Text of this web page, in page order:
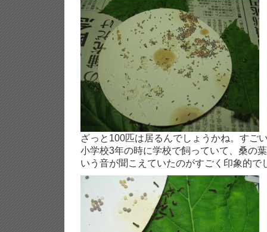
ざっと100匹は居るんでしょうかね。すご
小学校3年の時に学校で飼っていて、桑の
いう音が聞こえていたのがすごく印象的で